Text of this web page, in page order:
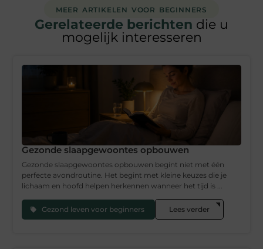
MEER ARTIKELEN VOOR BEGINNERS
Gerelateerde berichten die u
mogelijk interesseren
Gezonde slaapgewoontes opbouwen
Gezonde slaapgewoontes opbouwen begint niet met één
perfecte avondroutine. Het begint met kleine keuzes die je
lichaam en hoofd helpen herkennen wanneer het tijd is ...
Gezond leven voor beginners Lees verder